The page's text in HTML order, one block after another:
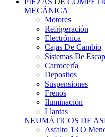
Asfalto 15p
Asfalto 16p
Asfalto 17p
Asfalto >= 18p
NEUMÁTICOS DE
Tierra 13 O Menos
Tierra 14p
Tierra >= 15p
Offroad Y 4x4
OTROS NEUMÁTICOS
Otros Tipos De
HABITACULO
Asiento Baquet
Arneses